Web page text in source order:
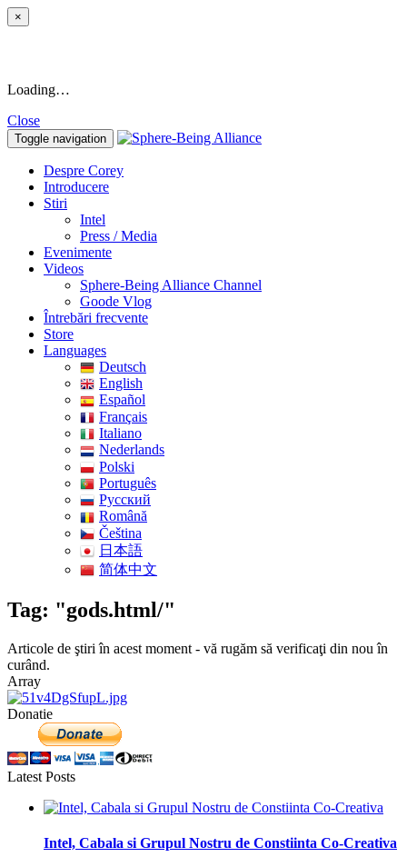
×
Loading…
Close
Toggle navigation
Despre Corey
Introducere
Stiri
Intel
Press / Media
Evenimente
Videos
Sphere-Being Alliance Channel
Goode Vlog
Întrebări frecvente
Store
Languages
Deutsch
English
Español
Français
Italiano
Nederlands
Polski
Português
Pусский
Română
Čeština
日本語
简体中文
Tag: "gods.html/"
Articole de ştiri în acest moment - vă rugăm să verificaţi din nou în
curând.
Array
Donatie
Latest Posts
Intel, Cabala si Grupul Nostru de Constiinta Co-Creativa